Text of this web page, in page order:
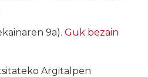
9a). Guk bezain
Argitalpen